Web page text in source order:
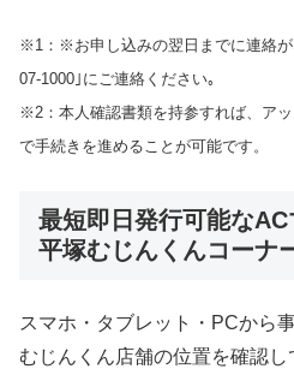
※1：※お申し込みの翌日までに連絡
07-1000｣にご連絡ください｡
※2：本人確認書類を持参すれば、ア
で手続きを進めることが可能です。
最短即日発行可能な
平塚むじんくんコーナ
スマホ・タブレット・PCから
むじんくん店舗の位置を確認し